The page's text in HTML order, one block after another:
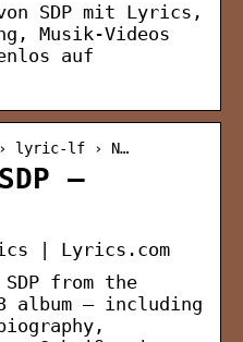
SDP mit Lyrics,
Musik-Videos
auf
› lyric-lf › N…
–
| Lyrics.com
from the
album – including